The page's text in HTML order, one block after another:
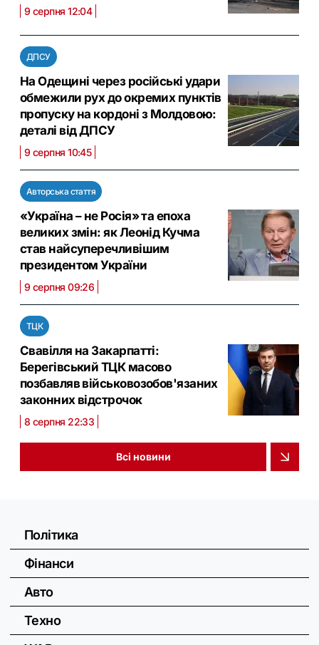
9 серпня 12:04
ДПСУ
На Одещині через російські удари
обмежили рух до окремих пунктів
пропуску на кордоні з Молдовою:
деталі від ДПСУ
9 серпня 10:45
Авторська стаття
«Україна – не Росія» та епоха
великих змін: як Леонід Кучма
став найсуперечливішим
президентом України
9 серпня 09:26
ТЦК
Свавілля на Закарпатті:
Берегівський ТЦК масово
позбавляв військовозобов'язаних
законних відстрочок
8 серпня 22:33
Всі новини
Політика
Фінанси
Авто
Техно